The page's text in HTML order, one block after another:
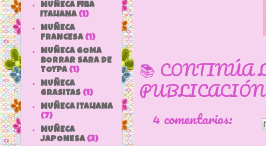
📚 CONTINÚA
4 comentarios:
MUÑECA FIBA
ITALIANA (1)
MUÑECA
FRANCESA (1)
MUÑECA GOMA
BORRAR SARA DE
TOYPA (1)
MUÑECA
GRASITAS (1)
MUÑECA ITALIANA
(7)
MUÑECA
JAPONESA (3)